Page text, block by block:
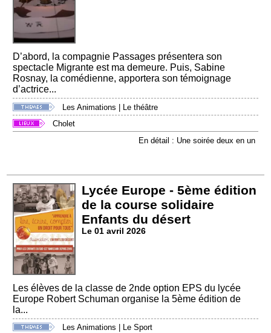
D’abord, la compagnie Passages présentera son
spectacle Migrante est ma demeure. Puis, Sabine
Rosnay, la comédienne, apportera son témoignage
d’actrice...
Les Animations | Le théâtre
Cholet
En détail : Une soirée deux en un
Lycée Europe - 5ème édition
de la course solidaire
Enfants du désert
Le 01 avril 2026
Les élèves de la classe de 2nde option EPS du lycée
Europe Robert Schuman organise la 5ème édition de
la...
Les Animations
Le Sport